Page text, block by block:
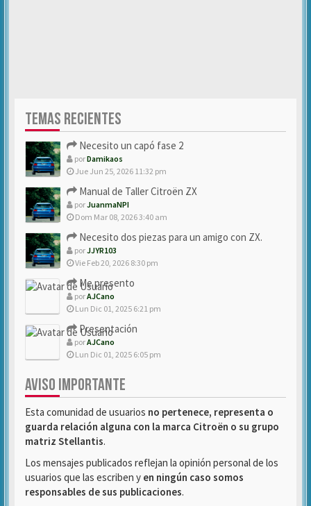
TEMAS RECIENTES
Necesito un capó fase 2
porDamikaos
Jue Jun 25, 2026 11:32 pm
Manual de Taller Citroën ZX
porJuanmaNPI
Dom Mar 08, 2026 3:40 am
Necesito dos piezas para un amigo con ZX.
porJJYR103
Vie Feb 20, 2026 8:30 pm
Me presento
porAJCano
Lun Dic 01, 2025 6:21 pm
Presentación
porAJCano
Lun Dic 01, 2025 6:05 pm
AVISO IMPORTANTE
Esta comunidad de usuarios no pertenece, representa o
guarda relación alguna con la marca Citroën o su grupo
matriz Stellantis.
Los mensajes publicados reflejan la opinión personal de los
usuarios que las escriben y en ningún caso somos
responsables de sus publicaciones.